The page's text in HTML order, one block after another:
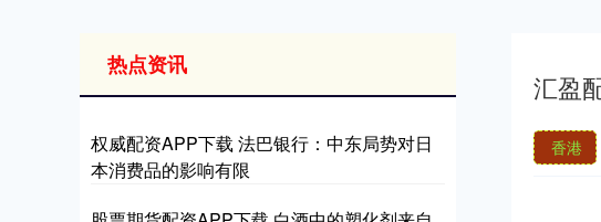
汇盈
香港
热点资讯
权威配资APP下载 法巴银行：中东局势对日
本消费品的影响有限